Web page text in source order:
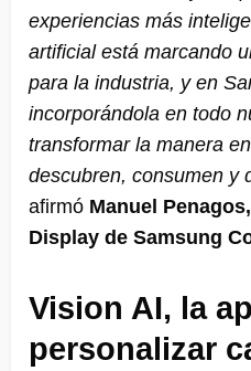
experiencias más
artificial está marcando
para la industria, y en
incorporándola en todo
transformar la manera
descubren, consumen y
afirmó Manuel
Display de Samsung
Vision AI, la
personalizar